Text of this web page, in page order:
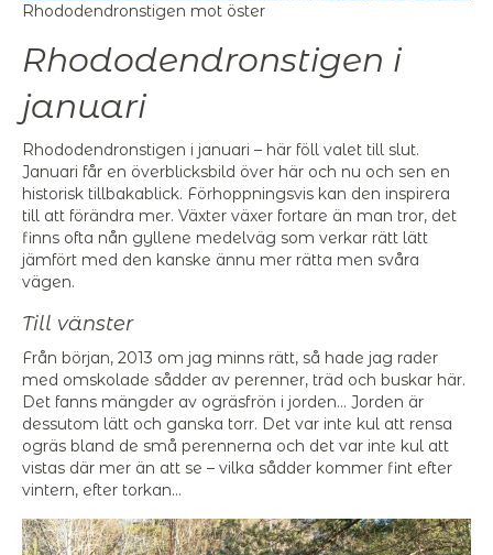
Rhododendronstigen mot öster
Rhododendronstigen i
januari
Rhododendronstigen i januari – här föll valet till slut.
Januari får en överblicksbild över här och nu och sen en
historisk tillbakablick. Förhoppningsvis kan den inspirera
till att förändra mer. Växter växer fortare än man tror, det
finns ofta nån gyllene medelväg som verkar rätt lätt
jämfört med den kanske ännu mer rätta men svåra
vägen.
Till vänster
Från början, 2013 om jag minns rätt, så hade jag rader
med omskolade sådder av perenner, träd och buskar här.
Det fanns mängder av ogräsfrön i jorden… Jorden är
dessutom lätt och ganska torr. Det var inte kul att rensa
ogräs bland de små perennerna och det var inte kul att
vistas där mer än att se – vilka sådder kommer fint efter
vintern, efter torkan…